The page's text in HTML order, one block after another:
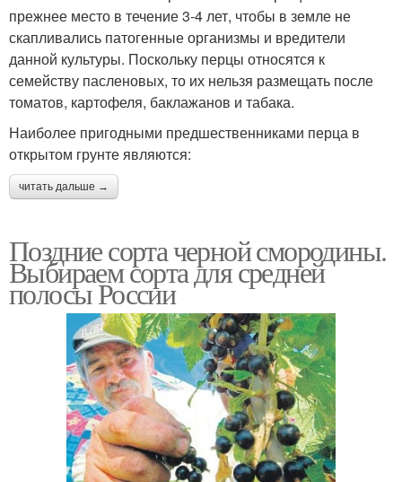
прежнее место в течение 3-4 лет, чтобы в земле не
скапливались патогенные организмы и вредители
данной культуры. Поскольку перцы относятся к
семейству пасленовых, то их нельзя размещать после
томатов, картофеля, баклажанов и табака.
Наиболее пригодными предшественниками перца в
открытом грунте являются:
читать дальше →
Поздние сорта черной смородины.
Выбираем сорта для средней
полосы России